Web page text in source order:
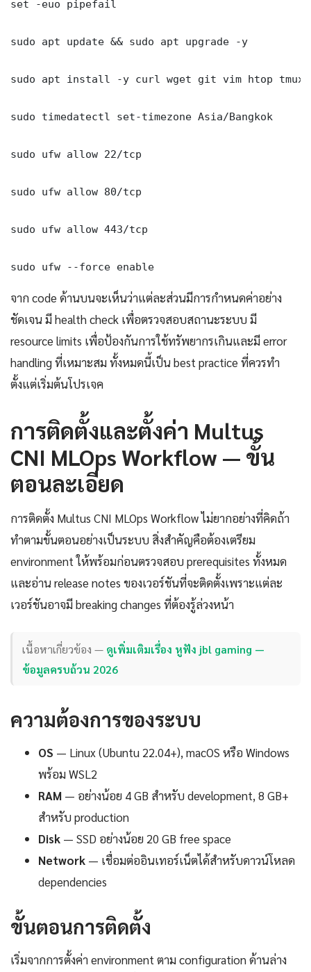
set -euo pipefail
sudo apt update && sudo apt upgrade -y
sudo apt install -y curl wget git vim htop tmux
sudo timedatectl set-timezone Asia/Bangkok
sudo ufw allow 22/tcp
sudo ufw allow 80/tcp
sudo ufw allow 443/tcp
sudo ufw --force enable
จาก code ด้านบนจะเห็นว่าแต่ละส่วนมีการกำหนดค่าอย่าง
ชัดเจน มี health check เพื่อตรวจสอบสถานะระบบ มี
resource limits เพื่อป้องกันการใช้ทรัพยากรเกินและมี error
handling ที่เหมาะสม ทั้งหมดนี้เป็น best practice ที่ควรทำ
ตั้งแต่เริ่มต้นโปรเจค
การติดตั้งและตั้งค่า Multus
CNI MLOps Workflow — ขั้น
ตอนละเอียด
การติดตั้ง Multus CNI MLOps Workflow ไม่ยากอย่างที่คิดถ้า
ทำตามขั้นตอนอย่างเป็นระบบ สิ่งสำคัญคือต้องเตรียม
environment ให้พร้อมก่อนตรวจสอบ prerequisites ทั้งหมด
และอ่าน release notes ของเวอร์ชันที่จะติดตั้งเพราะแต่ละ
เวอร์ชันอาจมี breaking changes ที่ต้องรู้ล่วงหน้า
เนื้อหาเกี่ยวข้อง — ดูเพิ่มเติมเรื่อง หูฟัง jbl gaming —
ข้อมูลครบถ้วน 2026
ความต้องการของระบบ
OS — Linux (Ubuntu 22.04+), macOS หรือ Windows
พร้อม WSL2
RAM — อย่างน้อย 4 GB สำหรับ development, 8 GB+
สำหรับ production
Disk — SSD อย่างน้อย 20 GB free space
Network — เชื่อมต่ออินเทอร์เน็ตได้สำหรับดาวน์โหลด
dependencies
ขั้นตอนการติดตั้ง
เริ่มจากการตั้งค่า environment ตาม configuration ด้านล่าง